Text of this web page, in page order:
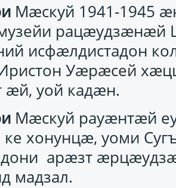
Мæскуй 1941-1945
рацæудзæнæй
исфæлдистадон
Уæрæсей
æй, уой кадæн.
Мæскуй рауæнтæй
ке хонунцæ, уоми
арæзт
мадзал.